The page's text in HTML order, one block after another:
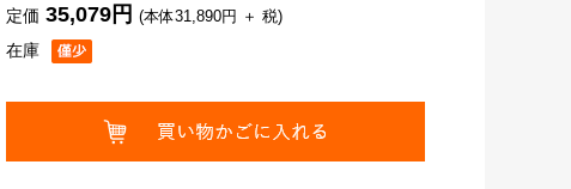
在庫
定価 35,079円 (本体31,890円 ＋ 税)